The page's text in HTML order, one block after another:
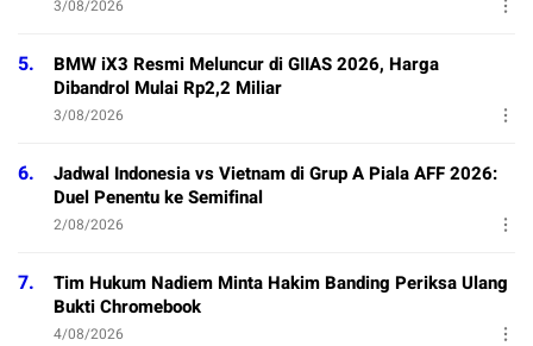
3/08/2026
5.
BMW iX3 Resmi Meluncur di GIIAS 2026, Harga
Dibandrol Mulai Rp2,2 Miliar
3/08/2026
6.
Jadwal Indonesia vs Vietnam di Grup A Piala AFF 2026:
Duel Penentu ke Semifinal
2/08/2026
7.
Tim Hukum Nadiem Minta Hakim Banding Periksa Ulang
Bukti Chromebook
4/08/2026